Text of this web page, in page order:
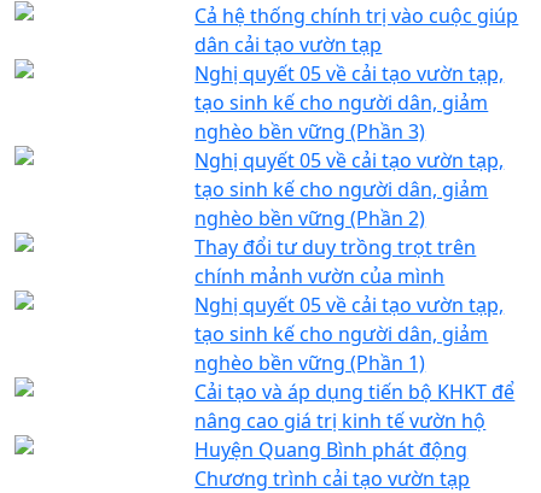
Cả hệ thống chính trị vào cuộc giúp
dân cải tạo vườn tạp
Nghị quyết 05 về cải tạo vườn tạp,
tạo sinh kế cho người dân, giảm
nghèo bền vững (Phần 3)
Nghị quyết 05 về cải tạo vườn tạp,
tạo sinh kế cho người dân, giảm
nghèo bền vững (Phần 2)
Thay đổi tư duy trồng trọt trên
chính mảnh vườn của mình
Nghị quyết 05 về cải tạo vườn tạp,
tạo sinh kế cho người dân, giảm
nghèo bền vững (Phần 1)
Cải tạo và áp dụng tiến bộ KHKT để
nâng cao giá trị kinh tế vườn hộ
Huyện Quang Bình phát động
Chương trình cải tạo vườn tạp